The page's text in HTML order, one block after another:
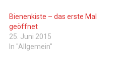
Bienenkiste – das erste Mal
geöffnet
25. Juni 2015
In "Allgemein"